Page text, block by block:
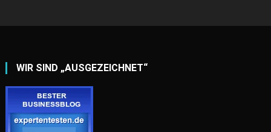
WIR SIND „AUSGEZEICHNET“